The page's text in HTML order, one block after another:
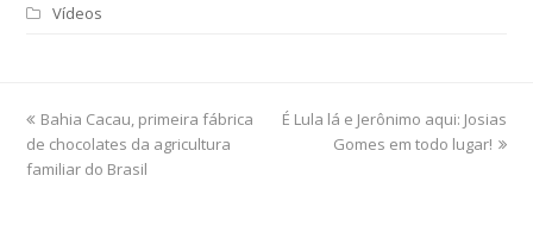
Vídeos
previous
post:
Bahia Cacau, primeira fábrica
de chocolates da agricultura
familiar do Brasil
next
É Lula lá e Jerônimo aqui: Josias
Gomes em todo lugar!